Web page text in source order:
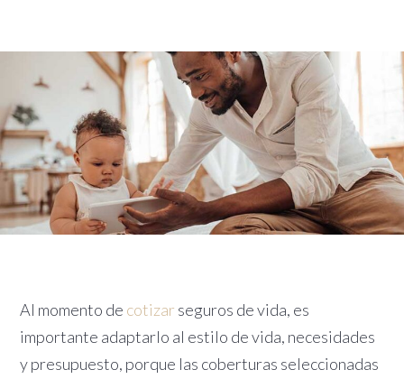
Al momento de cotizar seguros de vida, es
importante adaptarlo al estilo de vida, necesidades
y presupuesto, porque las coberturas seleccionadas